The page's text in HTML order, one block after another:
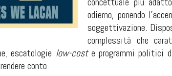
odierno, ponendo
soggettivazione.
complessità che
escatologie low-coste programmi politici
conto.